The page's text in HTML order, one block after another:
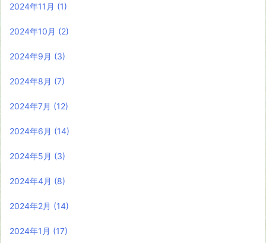
2024年11月 (1)
2024年10月 (2)
2024年9月 (3)
2024年8月 (7)
2024年7月 (12)
2024年6月 (14)
2024年5月 (3)
2024年4月 (8)
2024年2月 (14)
2024年1月 (17)